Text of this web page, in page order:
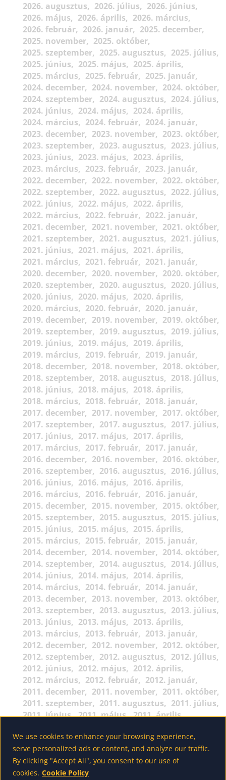
We use cookies to enhance your browsing experience,
serve personalized ads or content, and analyze our traffic.
By clicking "Accept All", you consent to our use of
cookies. Cookie Policy
2026. augusztus 2026. július
2026. június
2026. május
2026. április
2026. március
2026. február
2026. január
2025. december
2025. november
2025. október
2025. szeptember
2025. augusztus
2025. július
2025. június
2025. május
2025. április
2025. március
2025. február
2025. január
2024. december
2024. november
2024. október
2024. szeptember
2024. augusztus
2024. július
2024. június
2024. május
2024. április
2024. március
2024. február
2024. január
2023. december
2023. november
2023. október
2023. szeptember
2023. augusztus
2023. július
2023. június
2023. május
2023. április
2023. március
2023. február
2023. január
2022. december
2022. november
2022. október
2022. szeptember
2022. augusztus
2022. július
2022. június
2022. május
2022. április
2022. március
2022. február
2022. január
2021. december
2021. november
2021. október
2021. szeptember
2021. augusztus
2021. július
2021. június
2021. május
2021. április
2021. március
2021. február
2021. január
2020. december
2020. november
2020. október
2020. szeptember
2020. augusztus
2020. július
2020. június
2020. május
2020. április
2020. március
2020. február
2020. január
2019. december
2019. november
2019. október
2019. szeptember
2019. augusztus
2019. július
2019. június
2019. május
2019. április
2019. március
2019. február
2019. január
2018. december
2018. november
2018. október
2018. szeptember
2018. augusztus
2018. július
2018. június
2018. május
2018. április
2018. március
2018. február
2018. január
2017. december
2017. november
2017. október
2017. szeptember
2017. augusztus
2017. július
2017. június
2017. május
2017. április
2017. március
2017. február
2017. január
2016. december
2016. november
2016. október
2016. szeptember
2016. augusztus
2016. július
2016. június
2016. május
2016. április
2016. március
2016. február
2016. január
2015. december
2015. november
2015. október
2015. szeptember
2015. augusztus
2015. július
2015. június
2015. május
2015. április
2015. március
2015. február
2015. január
2014. december
2014. november
2014. október
2014. szeptember
2014. augusztus
2014. július
2014. június
2014. május
2014. április
2014. március
2014. február
2014. január
2013. december
2013. november
2013. október
2013. szeptember
2013. augusztus
2013. július
2013. június
2013. május
2013. április
2013. március
2013. február
2013. január
2012. december
2012. november
2012. október
2012. szeptember
2012. augusztus
2012. július
2012. június
2012. május
2012. április
2012. március
2012. február
2012. január
2011. december
2011. november
2011. október
2011. szeptember
2011. augusztus
2011. július
2011. június
2011. május
2011. április
2010. december
2010. november
2010. október
2010. szeptember
2010. augusztus
2010. július
2010. június
2010. május
2010. április
2010. március
2010. február